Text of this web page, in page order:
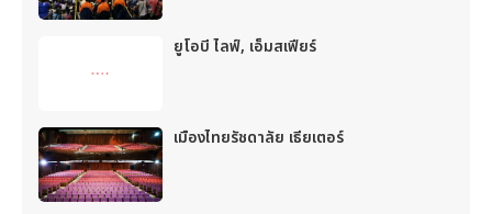
ยูโอบี ไลฟ์, เอ็มสเฟียร์
เมืองไทยรัชดาลัย เธียเตอร์